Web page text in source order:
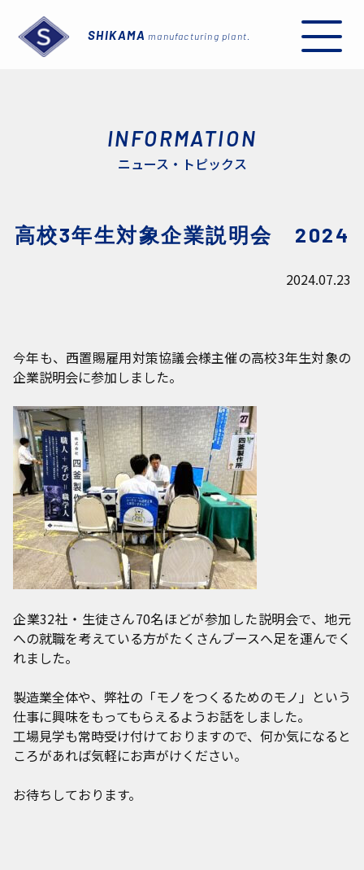
SHIKAMA manufacturing plant.
INFORMATION
ニュース・トピックス
高校3年生対象企業説明会 2024
2024.07.23
今年も、西置賜雇用対策協議会様主催の高校3年生対象の
企業説明会に参加しました。
企業32社・生徒さん70名ほどが参加した説明会で、地元
への就職を考えている方がたくさんブースへ足を運んでく
れました。
製造業全体や、弊社の「モノをつくるためのモノ」という
仕事に興味をもってもらえるようお話をしました。
工場見学も常時受け付けておりますので、何か気になると
ころがあれば気軽にお声がけください。
お待ちしております。